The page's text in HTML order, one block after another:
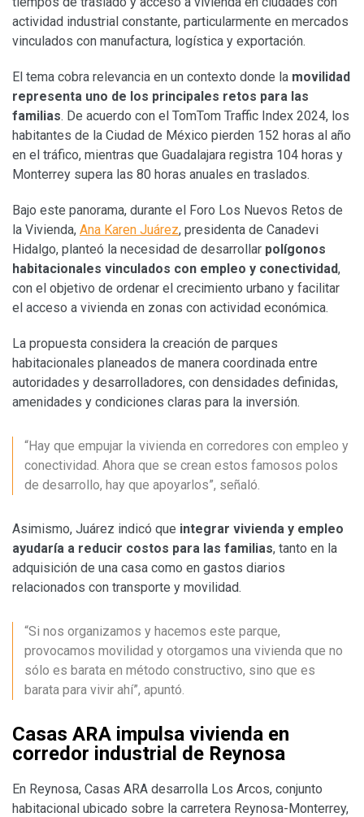
actividad industrial constante, particularmente en mercados
vinculados con manufactura, logística y exportación.
El tema cobra relevancia en un contexto donde la movilidad
representa uno de los principales retos para las
familias. De acuerdo con el TomTom Traffic Index 2024, los
habitantes de la Ciudad de México pierden 152 horas al año
en el tráfico, mientras que Guadalajara registra 104 horas y
Monterrey supera las 80 horas anuales en traslados.
Bajo este panorama, durante el Foro Los Nuevos Retos de
la Vivienda, Ana Karen Juárez, presidenta de Canadevi
Hidalgo, planteó la necesidad de desarrollar polígonos
habitacionales vinculados con empleo y conectividad,
con el objetivo de ordenar el crecimiento urbano y facilitar
el acceso a vivienda en zonas con actividad económica.
La propuesta considera la creación de parques
habitacionales planeados de manera coordinada entre
autoridades y desarrolladores, con densidades definidas,
amenidades y condiciones claras para la inversión.
“Hay que empujar la vivienda en corredores con empleo y
conectividad. Ahora que se crean estos famosos polos
de desarrollo, hay que apoyarlos”, señaló.
Asimismo, Juárez indicó que integrar vivienda y empleo
ayudaría a reducir costos para las familias, tanto en la
adquisición de una casa como en gastos diarios
relacionados con transporte y movilidad.
“Si nos organizamos y hacemos este parque,
provocamos movilidad y otorgamos una vivienda que no
sólo es barata en método constructivo, sino que es
barata para vivir ahí”, apuntó.
Casas ARA impulsa vivienda en
corredor industrial de Reynosa
En Reynosa, Casas ARA desarrolla Los Arcos, conjunto
habitacional ubicado sobre la carretera Reynosa-Monterrey,